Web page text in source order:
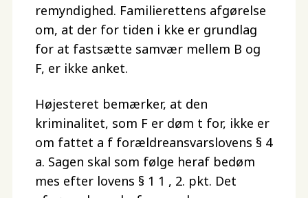
remyndighed. Familierettens afgørelse
om, at der for tiden i kke er grundlag
for at fastsætte samvær mellem B og
F, er ikke anket.
Højesteret bemærker, at den
kriminalitet, som F er døm t for, ikke er
om fattet a f forældreansvarslovens § 4
a. Sagen skal som følge heraf bedøm
mes efter lovens § 1 1 , 2. pkt. Det